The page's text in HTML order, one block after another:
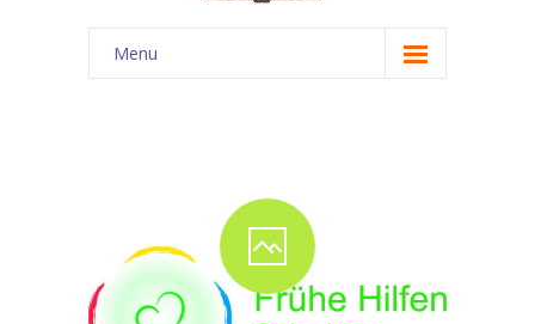
Menu
-- Unsere Schule
---- Das Schulgebäude